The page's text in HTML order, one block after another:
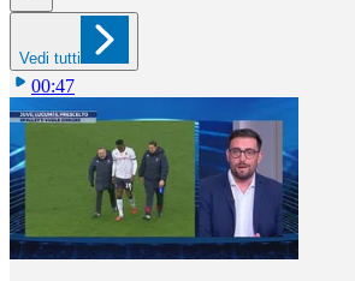
Vedi tutti
00:47